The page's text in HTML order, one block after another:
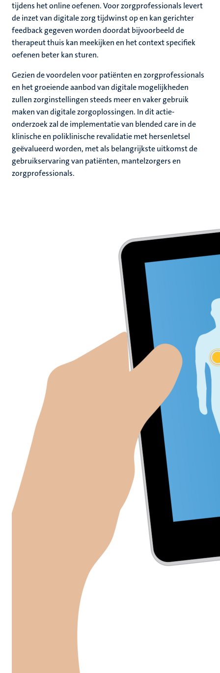
tijdens het online oefenen. Voor zorgprofessionals levert
de inzet van digitale zorg tijdwinst op en kan gerichter
feedback gegeven worden doordat bijvoorbeeld de
therapeut thuis kan meekijken en het context specifiek
oefenen beter kan sturen.
Gezien de voordelen voor patiënten en zorgprofessionals
en het groeiende aanbod van digitale mogelijkheden
zullen zorginstellingen steeds meer en vaker gebruik
maken van digitale zorgoplossingen. In dit actie-
onderzoek zal de implementatie van blended care in de
klinische en poliklinische revalidatie met hersenletsel
geëvalueerd worden, met als belangrijkste uitkomst de
gebruikservaring van patiënten, mantelzorgers en
zorgprofessionals.